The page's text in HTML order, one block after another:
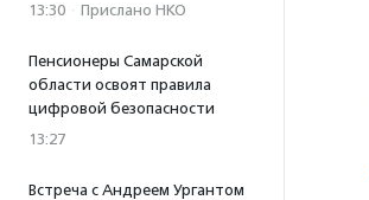
13:30 · Прислано НКО
Пенсионеры Самарской
области освоят правила
цифровой безопасности
13:27
Встреча с Андреем Ургантом